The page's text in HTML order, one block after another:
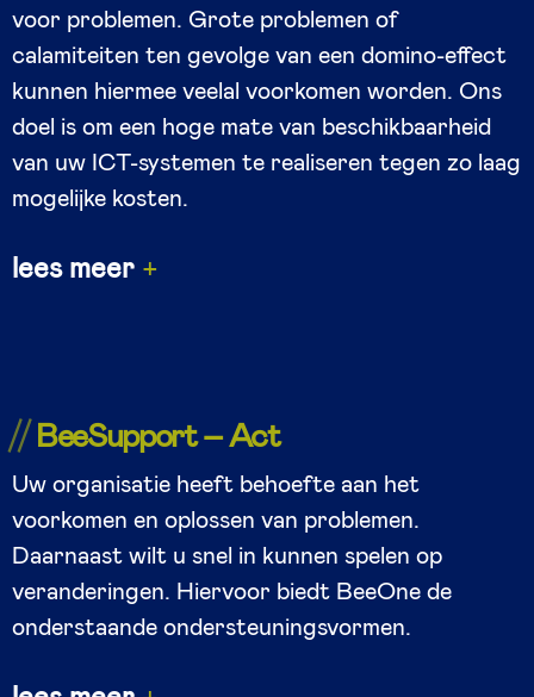
voor problemen. Grote problemen of
calamiteiten ten gevolge van een domino-effect
kunnen hiermee veelal voorkomen worden. Ons
doel is om een hoge mate van beschikbaarheid
van uw ICT-systemen te realiseren tegen zo laag
mogelijke kosten.
lees meer
BeeSupport – Act
Uw organisatie heeft behoefte aan het
voorkomen en oplossen van problemen.
Daarnaast wilt u snel in kunnen spelen op
veranderingen. Hiervoor biedt BeeOne de
onderstaande ondersteuningsvormen.